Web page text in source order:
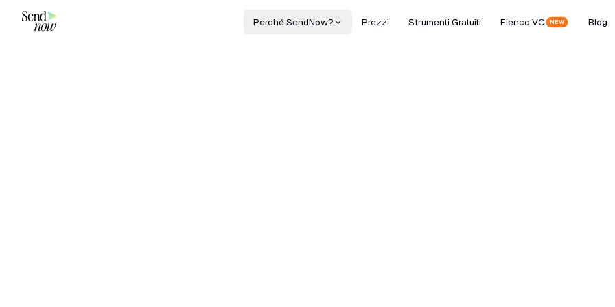
Perché SendNow? Prezzi Strumenti Gratuiti Elenco VC NEW Blog